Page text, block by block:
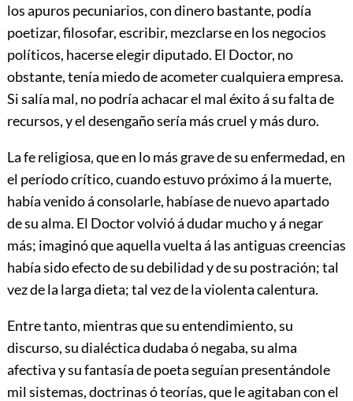
los apuros pecuniarios, con dinero bastante, podía
poetizar, filosofar, escribir, mezclarse en los negocios
políticos, hacerse elegir diputado. El Doctor, no
obstante, tenía miedo de acometer cualquiera empresa.
Si salía mal, no podría achacar el mal éxito á su falta de
recursos, y el desengaño sería más cruel y más duro.
La fe religiosa, que en lo más grave de su enfermedad, en
el período crítico, cuando estuvo próximo á la muerte,
había venido á consolarle, habíase de nuevo apartado
de su alma. El Doctor volvióá dudar mucho y á negar
más; imaginó que aquella vuelta á las antiguas creencias
había sido efecto de su debilidad y de su postración; tal
vez de la larga dieta; tal vez de la violenta calentura.
Entre tanto, mientras que su entendimiento, su
discurso, su dialéctica dudaba ó negaba, su alma
afectiva y su fantasía de poeta seguían presentándole
mil sistemas, doctrinas ó teorías, que le agitaban con el